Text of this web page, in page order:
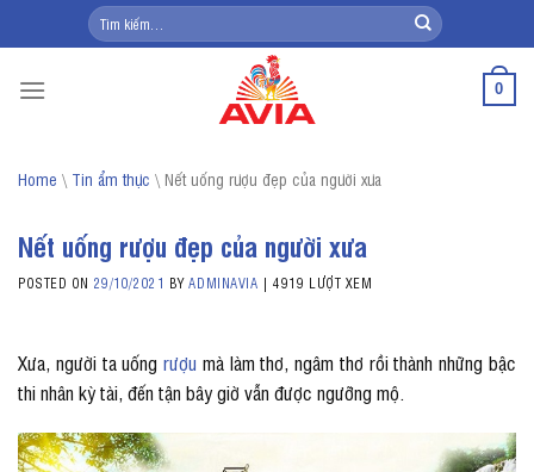
to
Tìm
kiếm:
0
Home \ Tin ẩm thực \ Nết uống rượu đẹp của người xưa
Nết uống rượu đẹp của người xưa
POSTED ON 29/10/2021 BYADMINAVIA |4919 LƯỢT XEM
Xưa, người ta uốngrượu mà làm thơ, ngâm thơ rồi thành những bậc
thi nhân kỳ tài, đến tận bây giờ vẫn được ngưỡng mộ.